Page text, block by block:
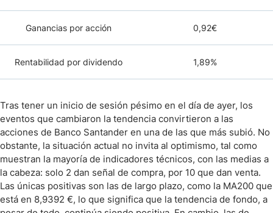
Ganancias por acción 0,92€
Rentabilidad por dividendo 1,89%
Tras tener un inicio de sesión pésimo en el día de ayer, los
eventos que cambiaron la tendencia convirtieron a las
acciones de Banco Santander en una de las que más subió. No
obstante, la situación actual no invita al optimismo, tal como
muestran la mayoría de indicadores técnicos, con las medias a
la cabeza: solo 2 dan señal de compra, por 10 que dan venta.
Las únicas positivas son las de largo plazo, como la MA200 que
está en 8,9392 €, lo que significa que la tendencia de fondo, a